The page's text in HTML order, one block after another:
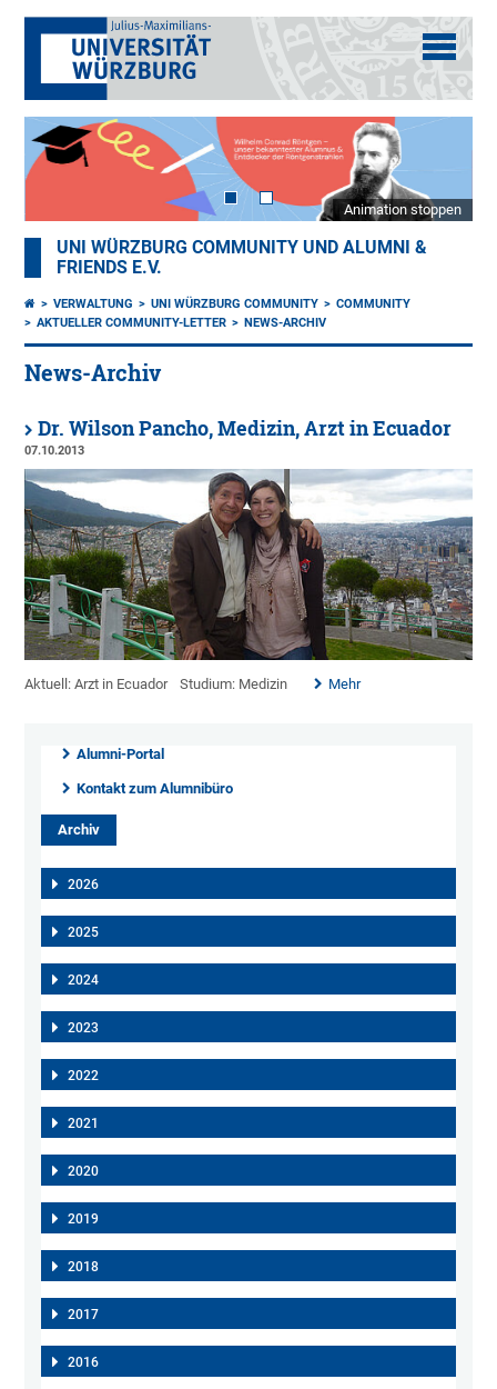
Animation stoppen
UNI WÜRZBURG COMMUNITY UND ALUMNI &
FRIENDS E.V.
VERWALTUNG UNI WÜRZBURG COMMUNITY
COMMUNITY
AKTUELLER COMMUNITY-LETTER
NEWS-ARCHIV
News-Archiv
Dr. Wilson Pancho, Medizin, Arzt in Ecuador
07.10.2013
Aktuell: Arzt in Ecuador Studium: Medizin Mehr
Alumni-Portal
Kontakt zum Alumnibüro
Archiv
2026
2025
2024
2023
2022
2021
2020
2019
2018
2017
2016